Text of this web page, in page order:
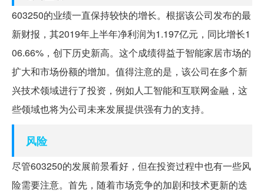
603250的业绩一直保持较快的增长。根据该公司发布的最
新财报，其2019年上半年净利润为1.197亿元，同比增长1
06.66%，创下历史新高。这个成绩得益于智能家居市场的
扩大和市场份额的增加。值得注意的是，该公司在多个新
兴技术领域进行了投资，例如人工智能和互联网金融，这
些领域也将为公司未来发展提供强有力的支持。
风险
尽管603250的发展前景看好，但在投资过程中也有一些风
险需要注意。首先，随着市场竞争的加剧和技术更新的迭